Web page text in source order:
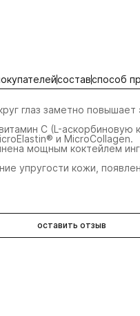
глаз заметно повышает
С (L-аскорбиновую
и MicroCollagen.
мощным коктейлем
упругости кожи,
составспособ
оставить отзыв